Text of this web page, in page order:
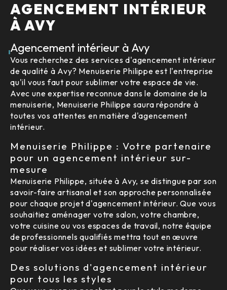
AGENCEMENT INTÉRIEUR
À AVY
Agencement intérieur à Avy
Vous recherchez des services d'agencement intérieur
de qualité à Avy? Menuiserie Philippe est l'entreprise
qu'il vous faut pour sublimer votre espace de vie.
Avec une expertise reconnue dans le domaine de la
menuiserie, Menuiserie Philippe saura répondre à
toutes vos attentes en matière d'agencement
intérieur.
Menuiserie Philippe : Votre partenaire
pour un agencement intérieur sur-
mesure
Menuiserie Philippe, située à Avy, se distingue par son
savoir-faire artisanal et son approche personnalisée
pour chaque projet d'agencement intérieur. Que vous
souhaitiez aménager votre salon, votre chambre,
votre cuisine ou vos espaces de travail, notre équipe
de professionnels qualifiés mettra tout en œuvre
pour réaliser vos idées et sublimer votre intérieur.
Des solutions d'agencement intérieur
pour tous les styles